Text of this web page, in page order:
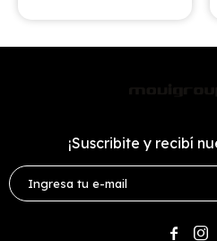
¡Suscribite y recibí
 